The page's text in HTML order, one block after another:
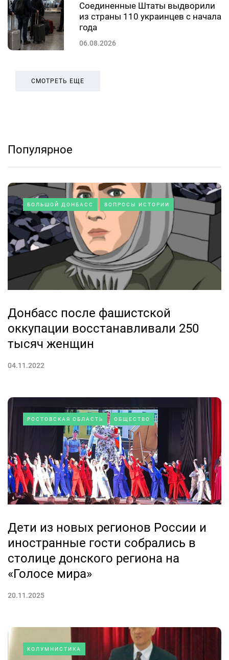
Соединенные Штаты выдворили
из страны 110 украинцев с начала
года
06.08.2026
СМОТРЕТЬ ЕЩЕ
Популярное
БОЛЬШОЙ ДОНБАСС ВОПРОСЫ ИСТОРИИ
Донбасс после фашистской
оккупации восстанавливали 250
тысяч женщин
04.11.2022
РОСТОВСКАЯ ОБЛАСТЬ ОБЩЕСТВО
Дети из новых регионов России и
иностранные гости собрались в
столице донского региона на
«Голосе мира»
20.11.2025
КОЛУМНИСТИКА